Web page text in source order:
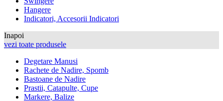
Hangere
Indicatori, Accesorii Indicatori
Inapoi
vezi toate produsele
Degetare Manusi
Rachete de Nadire, Spomb
Bastoane de Nadire
Prastii, Catapulte, Cupe
Markere, Balize